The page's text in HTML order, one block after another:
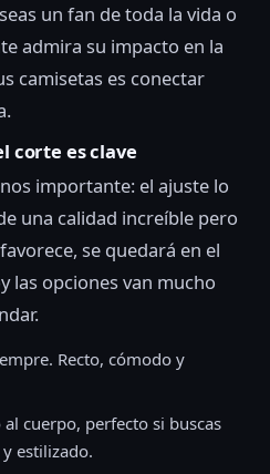
un fan de toda la vida o
admira su impacto en la
camisetas es conectar
corte es clave
importante: el ajuste lo
una calidad increíble pero
se quedará en el
las opciones van mucho
Recto, cómodo y
al cuerpo, perfecto si buscas
estilizado.